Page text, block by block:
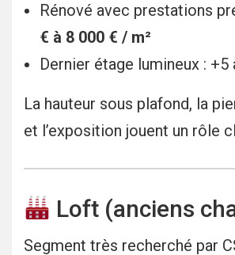
Rénové avec prestations
€ à 8 000 € / m²
Dernier étage lumineux : +5
La hauteur sous plafond, la
et l’exposition jouent un rôle
Loft (anciens
Segment très recherché par